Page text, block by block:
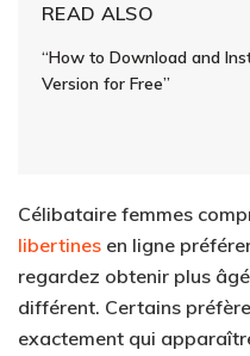
READ ALSO
“How to Download and
Version for Free”
Célibataire femmes
libertines en ligne
regardez obtenir plus
différent. Certains
exactement qui